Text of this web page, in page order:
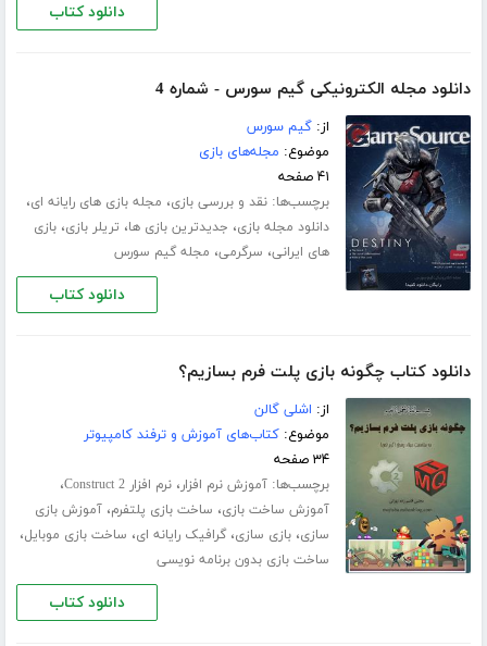
دانلود کتاب
دانلود مجله الکترونیکی گیم سورس - شماره 4
از:گیم سورس
موضوع: مجله‌های بازی
۴۱ صفحه
برچسب‌ها:نقد و بررسی بازی، مجله بازی های رایانه ای،
دانلود مجله بازی، جدیدترین بازی ها، تریلر بازی،بازی
های ایرانی، سرگرمی، مجله گیم سورس
دانلود کتاب
دانلود کتاب چگونه بازی پلت فرم بسازیم؟
از: اشلی گالن
موضوع:کتاب‌های آموزش و ترفند کامپیوتر
۳۴ صفحه
برچسب‌ها:آموزش نرم افزار،نرم افزار Construct 2 ،
آموزش ساخت بازی، ساخت بازی پلتفرم،آموزش بازی
سازی،بازی سازی،گرافیک رایانه ای، ساخت بازی موبایل،
ساخت بازی بدون برنامه نویسی
دانلود کتاب